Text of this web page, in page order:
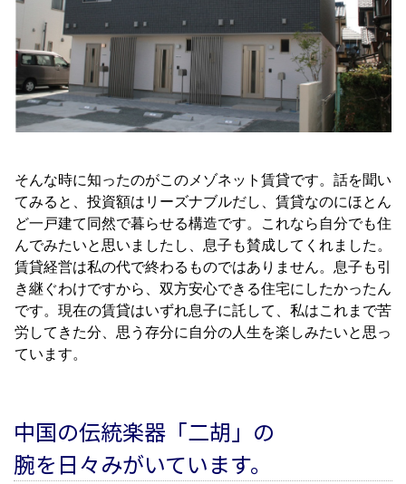
そんな時に知ったのがこのメゾネット賃貸です。話を聞い
てみると、投資額はリーズナブルだし、賃貸なのにほとん
ど一戸建て同然で暮らせる構造です。これなら自分でも住
んでみたいと思いましたし、息子も賛成してくれました。
賃貸経営は私の代で終わるものではありません。息子も引
き継ぐわけですから、双方安心できる住宅にしたかったん
です。現在の賃貸はいずれ息子に託して、私はこれまで苦
労してきた分、思う存分に自分の人生を楽しみたいと思っ
ています。
中国の伝統楽器「二胡」の
腕を日々みがいています。